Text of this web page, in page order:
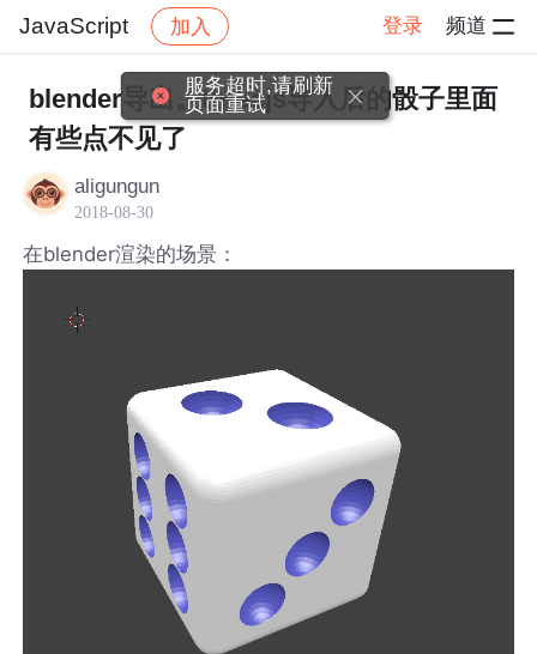
JavaScript 加入 登录 频道
社区 JavaScript 帖子详情
blender导出。threejs导入后的骰子里面
有些点不见了
aligungun
2018-08-30
在blender渲染的场景：
服务超时,请刷新
页面重试